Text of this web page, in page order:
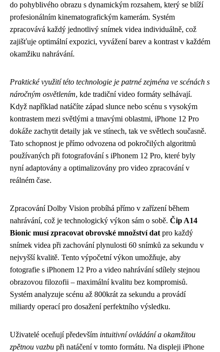
do pohyblivého obrazu s dynamickým rozsahem, který se blíží
profesionálním kinematografickým kamerám. Systém
zpracovává každý jednotlivý snímek videa individuálně, což
zajišťuje optimální expozici, vyvážení barev a kontrast v každém
okamžiku nahrávání.
Praktické využití této technologie je patrné zejména ve scénách s
náročným osvětlením, kde tradiční video formáty selhávají.
Když například natáčíte západ slunce nebo scénu s vysokým
kontrastem mezi světlými a tmavými oblastmi, iPhone 12 Pro
dokáže zachytit detaily jak ve stínech, tak ve světlech současně.
Tato schopnost je přímo odvozena od pokročilých algoritmů
používaných při fotografování s iPhonem 12 Pro, které byly
nyní adaptovány a optimalizovány pro video zpracování v
reálném čase.
Zpracování Dolby Vision probíhá přímo v zařízení během
nahrávání, což je technologický výkon sám o sobě. Čip A14
Bionic musí zpracovat obrovské množství dat pro každý
snímek videa při zachování plynulosti 60 snímků za sekundu v
nejvyšší kvalitě. Tento výpočetní výkon umožňuje, aby
fotografie s iPhonem 12 Pro a video nahrávání sdílely stejnou
obrazovou filozofii – maximální kvalitu bez kompromisů.
Systém analyzuje scénu až 800krát za sekundu a provádí
miliardy operací pro dosažení perfektního výsledku.
Uživatelé oceňují především intuitivní ovládání a okamžitou
zpětnou vazbu při natáčení v tomto formátu. Na displeji iPhone